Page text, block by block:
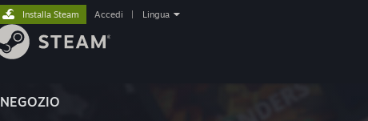
NEGOZIO
Installa Steam Accedi Lingua